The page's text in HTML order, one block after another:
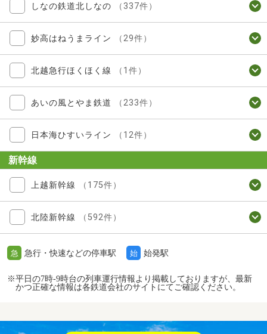
しなの鉄道北しなの （337件）
妙高はねうまライン （29件）
北越急行ほくほく線 （1件）
あいの風とやま鉄道 （233件）
日本海ひすいライン （12件）
新幹線
上越新幹線 （175件）
北陸新幹線 （592件）
急 急行・快速などの停車駅 始 始発駅
※平日の7時-9時台の列車運行情報より掲載しておりますが、最新
かつ正確な情報は各鉄道会社のサイトにてご確認ください。